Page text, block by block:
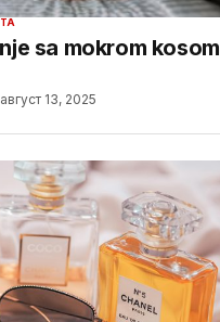
sa mokrom kosom
август 13, 2025